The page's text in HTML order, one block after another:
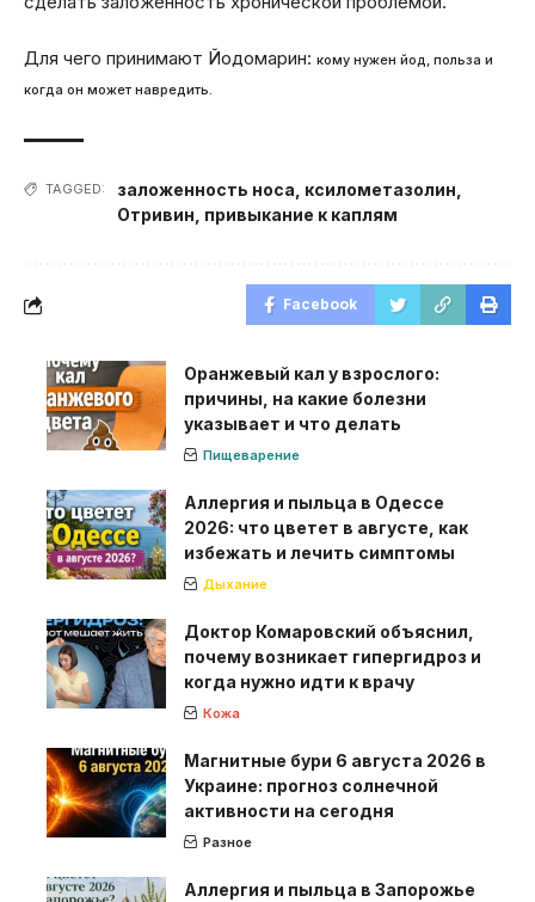
Для чего принимают Йодомарин: кому нужен йод, польза и
когда он может навредить.
TAGGED: заложенность носа ксилометазолин
Отривин привыкание к каплям
Facebook
Оранжевый кал у взрослого:
причины, на какие болезни
указывает и что делать
Пищеварение
Аллергия и пыльца в Одессе
2026: что цветет в августе, как
избежать и лечить симптомы
Дыхание
Доктор Комаровский объяснил,
почему возникает гипергидроз и
когда нужно идти к врачу
Кожа
Магнитные бури 6 августа 2026 в
Украине: прогноз солнечной
активности на сегодня
Разное
Аллергия и пыльца в Запорожье